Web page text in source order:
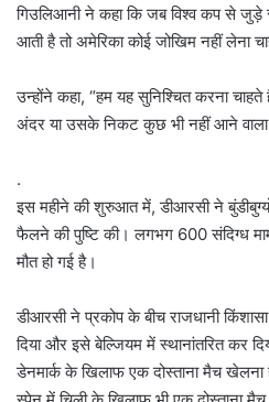
गिउलिआनी ने कहा कि जब विश्व कप से जुड़े
आती है तो अमेरिका कोई जोखिम नहीं लेना
उन्होंने कहा, “हम यह सुनिश्चित करना
अंदर या उसके निकट कुछ भी नहीं आने
.
इस महीने की शुरुआत में, डीआरसी ने
फैलने की पुष्टि की। ‌लगभग 600 संदिग्ध
मौत हो गई है।
डीआरसी ने प्रकोप के बीच राजधानी
दिया और इसे बेल्जियम में स्थानांतरित कर
डेनमार्क के खिलाफ एक दोस्ताना मैच